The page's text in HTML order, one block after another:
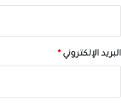
البريد الإلكتروني *